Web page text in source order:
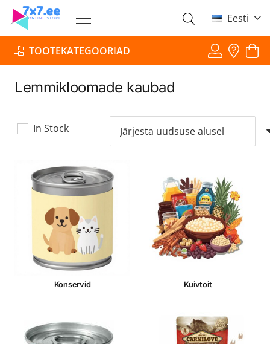
Eesti
TOOTEKATEGOORIAD
Lemmikloomade kaubad
In Stock
Konservid Kuivtoit